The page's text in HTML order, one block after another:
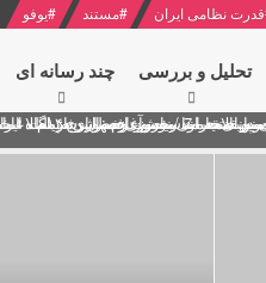
قدرت نظامی ایران #مستند #یوفو
تحلیل و بررسی چند رسانه ای
ای/ فصل پنجم: حفظ عزّت و کرامت انقلابیمحمود منصور افسر ارشد اطلاعات
انتخابات ریاست جمهوری از نگاه
ای در سخنرانی نوروزی خطاب به ملت
ای به مناسبت آغاز سال ۱۴۰۰